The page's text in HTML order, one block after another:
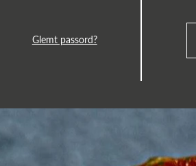
Glemt passord?